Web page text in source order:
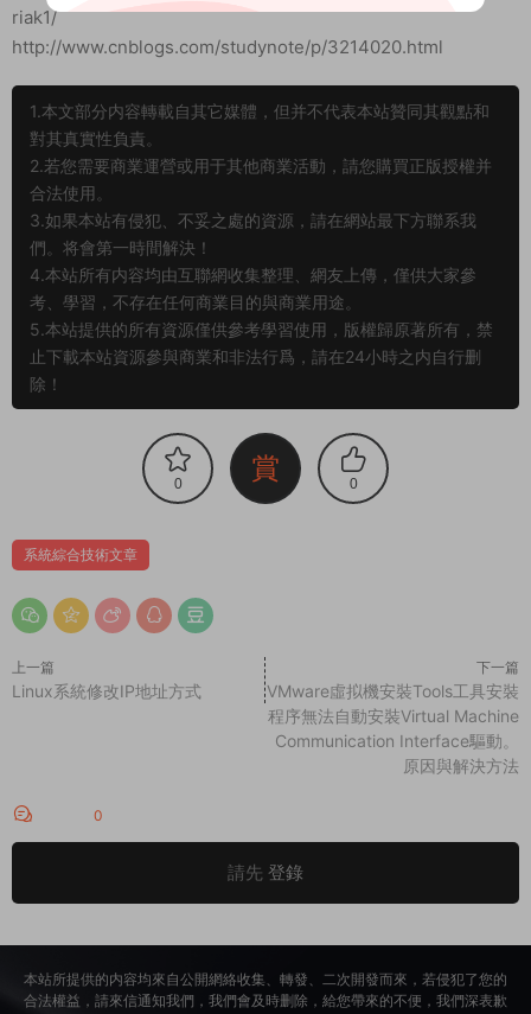
riak1/
http://www.cnblogs.com/studynote/p/3214020.html
1.本文部分内容轉載自其它媒體，但并不代表本站贊同其觀點和
對其真實性負責。
2.若您需要商業運營或用于其他商業活動，請您購買正版授權并
合法使用。
3.如果本站有侵犯、不妥之處的資源，請在網站最下方聯系我
們。将會第一時間解決！
4.本站所有内容均由互聯網收集整理、網友上傳，僅供大家參
考、學習，不存在任何商業目的與商業用途。
5.本站提供的所有資源僅供參考學習使用，版權歸原著所有，禁
止下載本站資源參與商業和非法行爲，請在24小時之内自行删
除！
0 賞 0
系統綜合技術文章
上一篇
Linux系統修改IP地址方式
下一篇
VMware虛拟機安裝Tools工具安裝
程序無法自動安裝Virtual Machine
Communication Interface驅動。
原因與解決方法
0
請先 登錄
本站所提供的内容均來自公開網絡收集、轉發、二次開發而來，若侵犯了您的
合法權益，請來信通知我們，我們會及時删除，給您帶來的不便，我們深表歉